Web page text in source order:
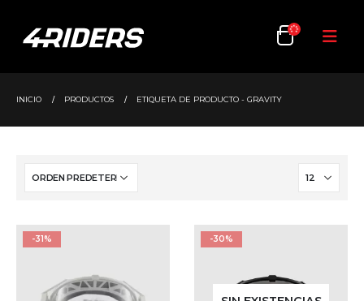
INICIO PRODUCTOS ETIQUETA DE PRODUCTO - GRAVITY
-31% -30%